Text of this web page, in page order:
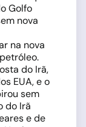
Golfo
nova
na nova
do Irã,
EUA, e o
sem
do Irã
e de